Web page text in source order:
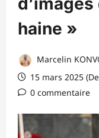
haine »
Marcelin
15 mars 2025
0 commentaire